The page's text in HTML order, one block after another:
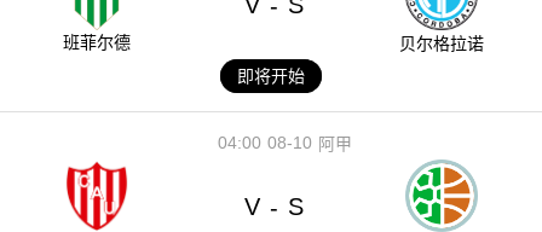
班菲尔德
-
贝尔格拉诺
即将开始
08-10
04:00 阿甲
V - S